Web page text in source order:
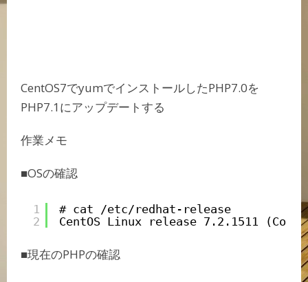
CentOS7でyumでインストールしたPHP7.0を
PHP7.1にアップデートする
作業メモ
■OSの確認
1
2
# cat /etc/redhat-release
CentOS Linux release 7.2.1511
■現在のPHPの確認